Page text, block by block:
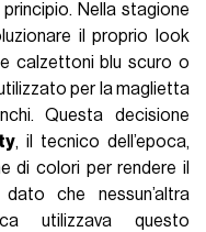
Nella stagione
il proprio look
calzettoni blu scuro o
per la maglietta
Questa decisione
, il tecnico dell’epoca,
di colori per rendere il
che nessun’altra
utilizzava questo